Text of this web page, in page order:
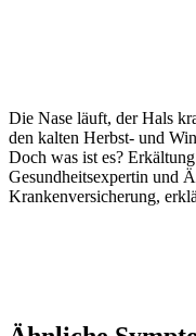
Die Nase läuft, der Hals
den kalten Herbst- und
Doch was ist es?
Gesundheitsexpertin und
Krankenversicherung,